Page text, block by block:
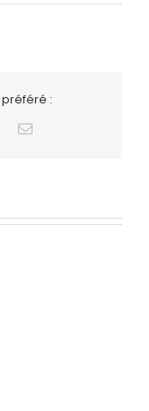
:
Vk Email